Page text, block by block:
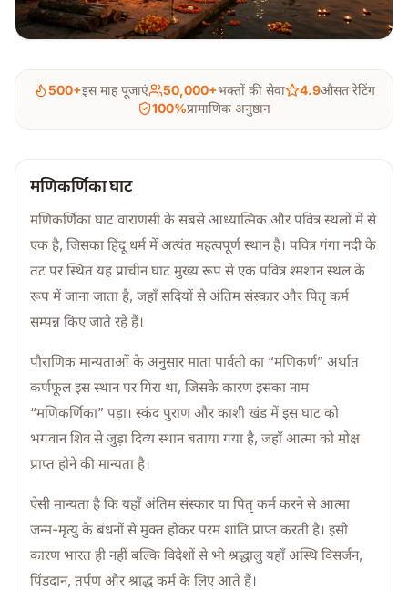
500+इस माह पूजाएं 50,000+भक्तों की सेवा 4.9औसत रेटिंग
100%प्रामाणिक अनुष्ठान
मणिकर्णिका घाट
मणिकर्णिका घाट वाराणसी के सबसे आध्यात्मिक और पवित्र स्थलों में से
एक है, जिसका हिंदू धर्म में अत्यंत महत्वपूर्ण स्थान है। पवित्र गंगा नदी के
तट पर स्थित यह प्राचीन घाट मुख्य रूप से एक पवित्र श्मशान स्थल के
रूप में जाना जाता है, जहाँ सदियों से अंतिम संस्कार और पितृ कर्म
सम्पन्न किए जाते रहे हैं।
पौराणिक मान्यताओं के अनुसार माता पार्वती का “मणिकर्ण” अर्थात
कर्णफूल इस स्थान पर गिरा था, जिसके कारण इसका नाम
“मणिकर्णिका” पड़ा। स्कंद पुराण और काशी खंड में इस घाट को
भगवान शिव से जुड़ा दिव्य स्थान बताया गया है, जहाँ आत्मा को मोक्ष
प्राप्त होने की मान्यता है।
ऐसी मान्यता है कि यहाँ अंतिम संस्कार या पितृ कर्म करने से आत्मा
जन्म-मृत्यु के बंधनों से मुक्त होकर परम शांति प्राप्त करती है। इसी
कारण भारत ही नहीं बल्कि विदेशों से भी श्रद्धालु यहाँ अस्थि विसर्जन,
पिंडदान, तर्पण और श्राद्ध कर्म के लिए आते हैं।